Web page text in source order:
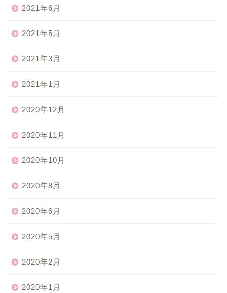
2021年6月
2021年5月
2021年3月
2021年1月
2020年12月
2020年11月
2020年10月
2020年8月
2020年6月
2020年5月
2020年2月
2020年1月